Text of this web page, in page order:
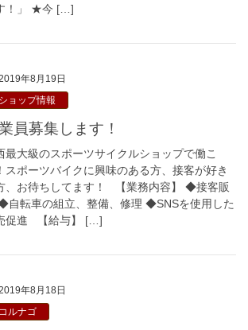
！」 ★今 […]
年8月19日
ショップ情報
業員募集します！
最大級のスポーツサイクルショップで働こ
スポーツバイクに興味のある方、接客が好き
、お待ちしてます！ 【業務内容】 ◆接客販
自転車の組立、整備、修理 ◆SNSを使用した
促進 【給与】 […]
年8月18日
コルナゴ